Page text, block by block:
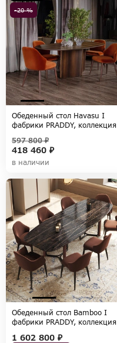
-20 %
Обеденный стол Havasu I
фабрики PRADDY, коллекция
418 460 ₽
597 800 ₽
в наличии
Обеденный стол Bamboo I
фабрики PRADDY, коллекция
1 602 800 ₽